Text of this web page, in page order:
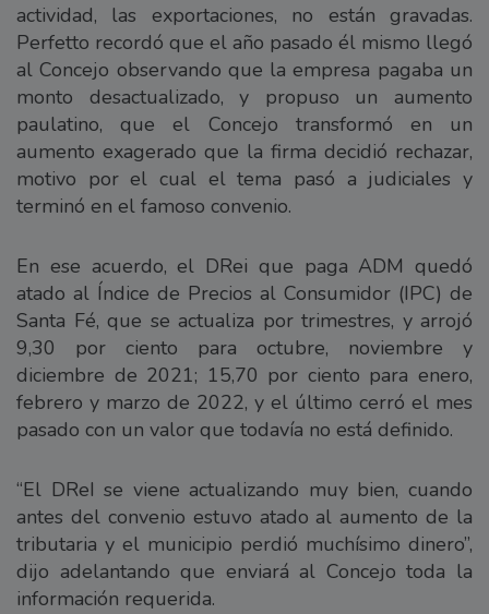
actividad, las exportaciones, no están gravadas.
Perfetto recordó que el año pasado él mismo llegó
al Concejo observando que la empresa pagaba un
monto desactualizado, y propuso un aumento
paulatino, que el Concejo transformó en un
aumento exagerado que la firma decidió rechazar,
motivo por el cual el tema pasó a judiciales y
terminó en el famoso convenio.
En ese acuerdo, el DRei que paga ADM quedó
atado al Índice de Precios al Consumidor (IPC) de
Santa Fé, que se actualiza por trimestres, y arrojó
9,30 por ciento para octubre, noviembre y
diciembre de 2021; 15,70 por ciento para enero,
febrero y marzo de 2022, y el último cerró el mes
pasado con un valor que todavía no está definido.
“El DReI se viene actualizando muy bien, cuando
antes del convenio estuvo atado al aumento de la
tributaria y el municipio perdió muchísimo dinero”,
dijo adelantando que enviará al Concejo toda la
información requerida.